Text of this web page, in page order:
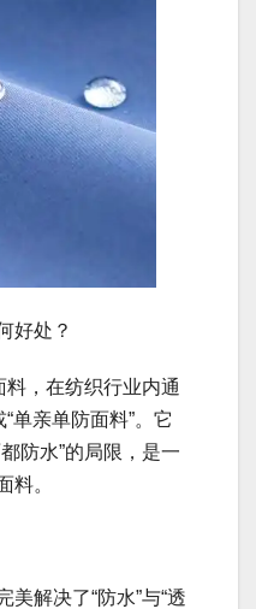
好处？
料，在纺织行业内通
单亲单防面料”。它
防水”的局限，是一
料。
解决了“防水”与“透